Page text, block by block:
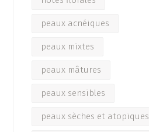
peaux acnéiques
peaux mixtes
peaux mâtures
peaux sensibles
peaux sèches et atopiques